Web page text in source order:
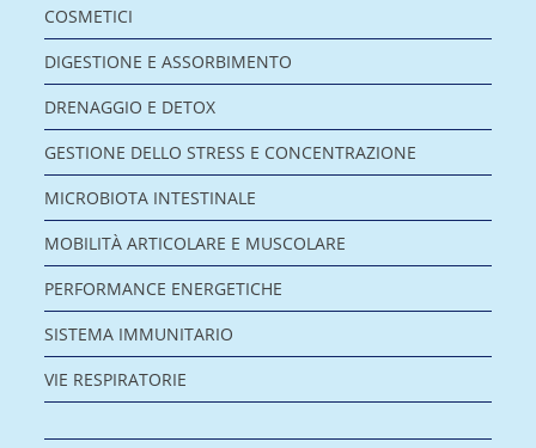
COSMETICI
DIGESTIONE E ASSORBIMENTO
DRENAGGIO E DETOX
GESTIONE DELLO STRESS E CONCENTRAZIONE
MICROBIOTA INTESTINALE
MOBILITÀ ARTICOLARE E MUSCOLARE
PERFORMANCE ENERGETICHE
SISTEMA IMMUNITARIO
VIE RESPIRATORIE